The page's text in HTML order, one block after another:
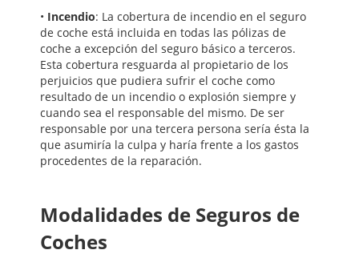
• Incendio: La cobertura de incendio en el seguro
de coche está incluida en todas las pólizas de
coche a excepción del seguro básico a terceros.
Esta cobertura resguarda al propietario de los
perjuicios que pudiera sufrir el coche como
resultado de un incendio o explosión siempre y
cuando sea el responsable del mismo. De ser
responsable por una tercera persona sería ésta la
que asumiría la culpa y haría frente a los gastos
procedentes de la reparación.
Modalidades de Seguros de
Coches